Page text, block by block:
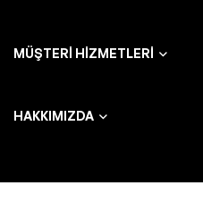
MÜŞTERI HIZMETLERI
HAKKIMIZDA